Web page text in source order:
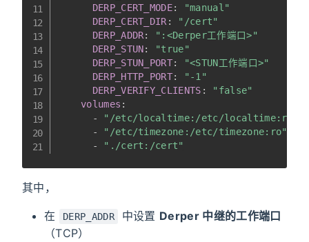
DERP_CERT_MODE:
"manual"
DERP_CERT_DIR :
"/cert"
DERP_ADDR:
":<Derper工作端口>"
DERP_STUN:
"true"
DERP_STUN_PORT:
"<STUN工作端口>"
DERP_HTTP_PORT:
"-1"
DERP_VERIFY_CLIENTS :
"false"
volumes :
-
"/etc/localtime:/etc/localtime:ro"
-
"/etc/timezone:/etc/timezone:ro"
-
"./cert:/cert"
其中，
在 DERP_ADDR 中设置 Derper 中继的工作端口
（TCP）